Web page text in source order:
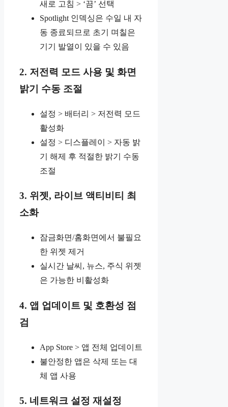
새로 고침 > ‘끔’ 선택
Spotlight 인덱싱은 수일 내 자
동 종료되므로 초기 며칠은
기기 발열이 있을 수 있음
2. 저전력 모드 사용 및 화면
밝기 수동 조절
설정 > 배터리 > 저전력 모드
활성화
설정 > 디스플레이 > 자동 밝
기 해제 후 적절한 밝기 수동
조절
3. 위젯, 라이브 액티비티 최
소화
잠금화면/홈화면에서 불필요
한 위젯 제거
실시간 날씨, 뉴스, 주식 위젯
은 가능한 비활성화
4. 앱 업데이트 및 호환성 점
검
App Store > 앱 전체 업데이트
불안정한 앱은 삭제 또는 대
체 앱 사용
5. 네트워크 설정 재설정